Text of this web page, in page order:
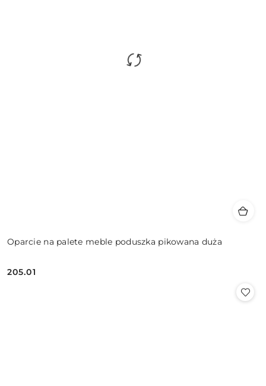
Oparcie na palete meble poduszka pikowana duża
Cena:
205.01